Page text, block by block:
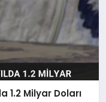
1.2 Milyar Doları